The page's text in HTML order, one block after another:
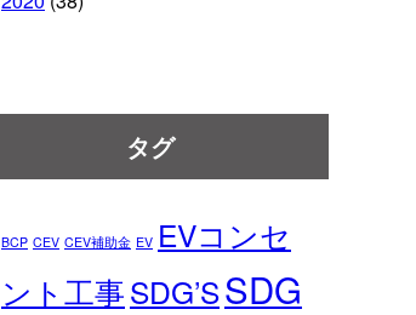
タグ
BCP CEV CEV補助金 EV EVコンセ
ント工事SDG’SSDG